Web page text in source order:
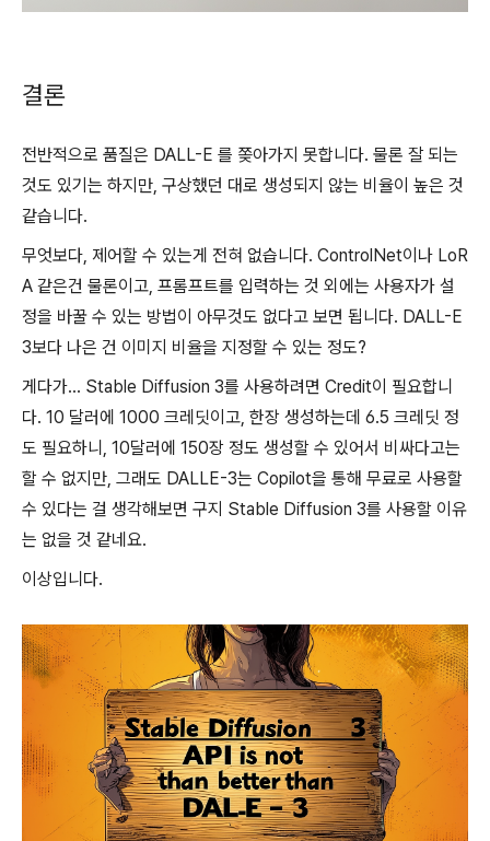
결론
전반적으로 품질은 DALL-E 를 쫒아가지 못합니다. 물론 잘 되는
것도 있기는 하지만, 구상했던 대로 생성되지 않는 비율이 높은 것
같습니다.
무엇보다, 제어할 수 있는게 전혀 없습니다. ControlNet이나 LoR
A 같은건 물론이고, 프롬프트를 입력하는 것 외에는 사용자가 설
정을 바꿀 수 있는 방법이 아무것도 없다고 보면 됩니다. DALL-E
3보다 나은 건 이미지 비율을 지정할 수 있는 정도?
게다가... Stable Diffusion 3를 사용하려면 Credit이 필요합니
다. 10 달러에 1000 크레딧이고, 한장 생성하는데 6.5 크레딧 정
도 필요하니, 10달러에 150장 정도 생성할 수 있어서 비싸다고는
할 수 없지만, 그래도 DALLE-3는 Copilot을 통해 무료로 사용할
수 있다는 걸 생각해보면 구지 Stable Diffusion 3를 사용할 이유
는 없을 것 같네요.
이상입니다.